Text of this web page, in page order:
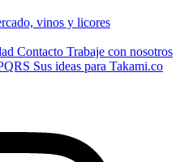
vinos y licores
Contacto Trabaje con nosotros
Sus ideas para Takami.co